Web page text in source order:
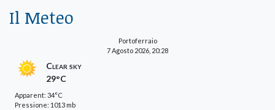
Il Meteo
Portoferraio
7 Agosto 2026, 20:28
Clear sky
29°C
Apparent: 34°C
Pressione: 1013 mb